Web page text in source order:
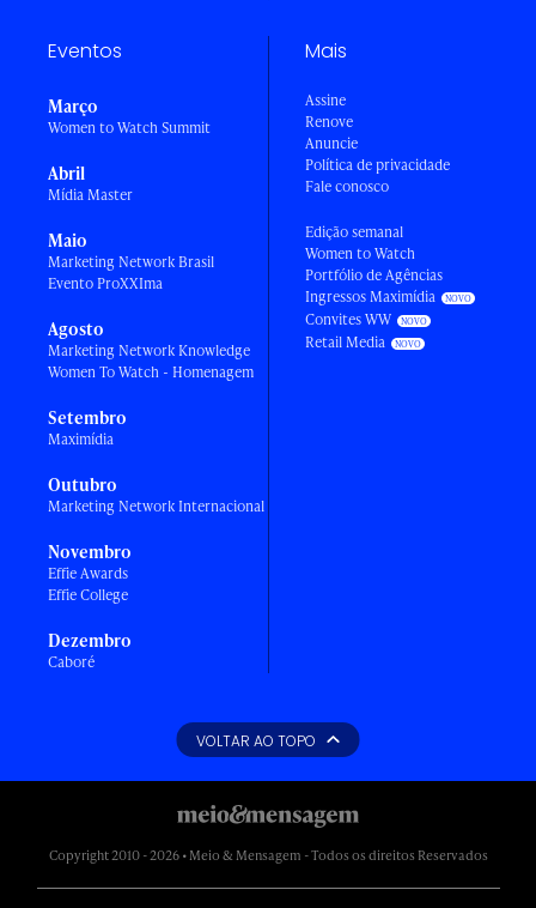
Eventos
Março
Women to Watch Summit
Abril
Mídia Master
Maio
Marketing Network Brasil
Evento ProXXIma
Agosto
Marketing Network Knowledge
Women To Watch - Homenagem
Setembro
Maximídia
Outubro
Marketing Network Internacional
Novembro
Effie Awards
Effie College
Dezembro
Caboré
Mais
Assine
Renove
Anuncie
Política de privacidade
Fale conosco
Edição semanal
Women to Watch
Portfólio de Agências
Ingressos Maximídia
Convites WW
Retail Media
VOLTAR AO TOPO
Copyright 2010 - 2026 • Meio & Mensagem - Todos os direitos Reservados